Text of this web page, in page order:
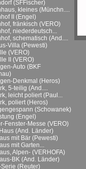
(SFFischer)
kleines (Münchn....
II (Engel)
fränkisch (VERO)
niederdeutsch...
schematisch (And....
Villa (Pewesti)
(VERO)
II (VERO)
Auto (BKF
Denkmal (Heros)
5-teilig (And....
leicht poliert (Paul...
poliert (Heros)
(Schowanek)
(Engel)
Fenster-Messe (VERO)
(And. Länder)
mit Bär (Pewesti)
mit Garten...
Alpen- (VERHOFA)
BK (And. Länder)
Serie (Reuter)